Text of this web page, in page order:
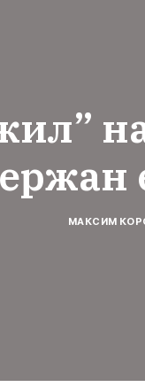
МАКСИМ